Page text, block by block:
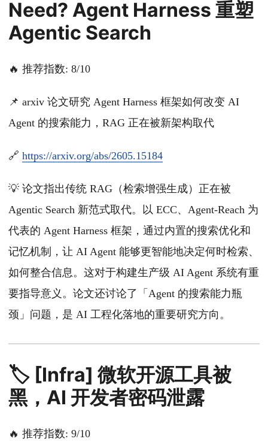
Need? Agent Harness 重塑
Agentic Search
🔥 推荐指数: 8/10
📌 arxiv 论文研究 Agent Harness 框架如何改变 AI
Agent 的搜索能力，RAG 正在被新架构取代
🔗 https://arxiv.org/abs/2605.15184
💡 论文指出传统 RAG（检索增强生成）正在被
Agentic Search 新范式取代。以 ECC、Agent-Reach 为
代表的 Agent Harness 框架，通过内置的搜索优化和
记忆机制，让 AI Agent 能够更智能地决定何时检索、
如何整合信息。这对于构建生产级 AI Agent 系统有重
要指导意义。论文还讨论了「Agent 的搜索能力瓶
颈」问题，是 AI 工程化落地的重要研究方向。
🏷️ [Infra] 微软开源工具被
黑，AI 开发者密码泄露
🔥 推荐指数: 9/10